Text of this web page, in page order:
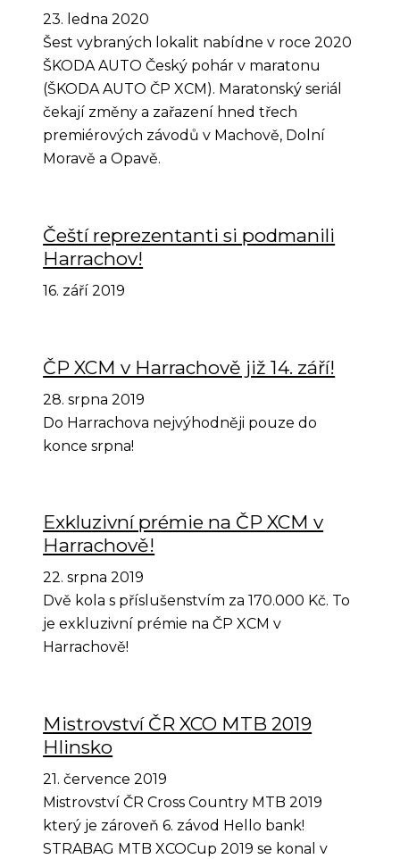
23. ledna 2020
Šest vybraných lokalit nabídne v roce 2020
ŠKODA AUTO Český pohár v maratonu
(ŠKODA AUTO ČP XCM). Maratonský seriál
čekají změny a zařazení hned třech
premiérových závodů v Machově, Dolní
Moravě a Opavě.
Čeští reprezentanti si podmanili
Harrachov!
16. září 2019
ČP XCM v Harrachově již 14. září!
28. srpna 2019
Do Harrachova nejvýhodněji pouze do
konce srpna!
Exkluzivní prémie na ČP XCM v
Harrachově!
22. srpna 2019
Dvě kola s příslušenstvím za 170.000 Kč. To
je exkluzivní prémie na ČP XCM v
Harrachově!
Mistrovství ČR XCO MTB 2019
Hlinsko
21. července 2019
Mistrovství ČR Cross Country MTB 2019
který je zároveň 6. závod Hello bank!
STRABAG MTB XCOCup 2019 se konal v